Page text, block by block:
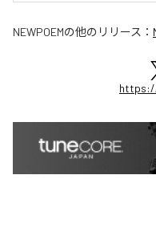
NEWPOEMの他のリリース：